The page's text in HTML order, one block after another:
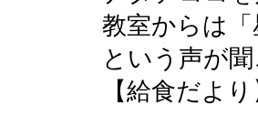
教室からは
という声が
【給食だよ